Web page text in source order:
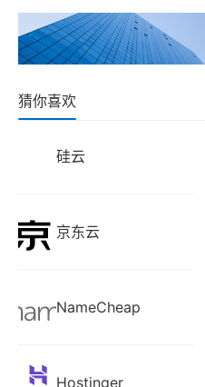
猜你喜欢
硅云
京东云
NameCheap
Hostinger